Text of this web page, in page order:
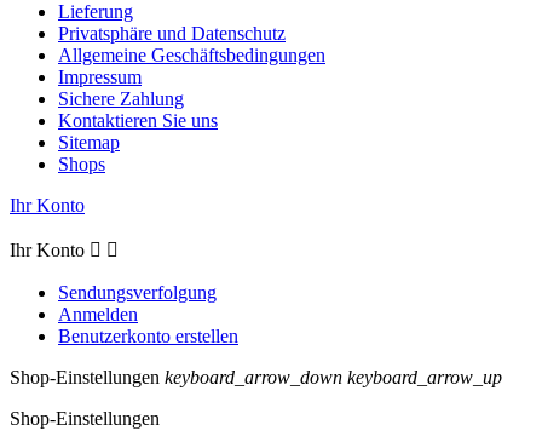
Lieferung
Privatsphäre und Datenschutz
Allgemeine Geschäftsbedingungen
Impressum
Sichere Zahlung
Kontaktieren Sie uns
Sitemap
Shops
Ihr Konto
Ihr Konto  
Sendungsverfolgung
Anmelden
Benutzerkonto erstellen
Shop-Einstellungen keyboard_arrow_down keyboard_arrow_up
Shop-Einstellungen